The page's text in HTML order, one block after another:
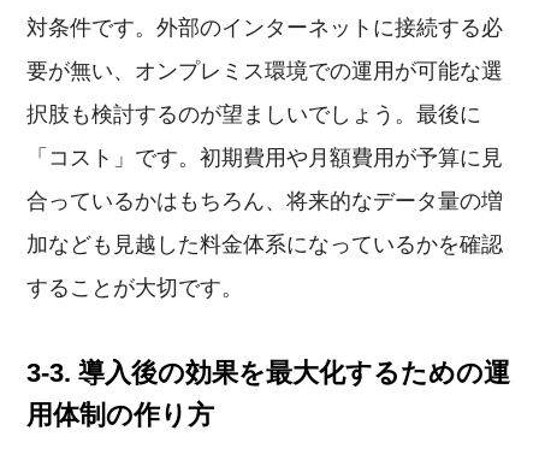
対条件です。外部のインターネットに接続する必
要が無い、オンプレミス環境での運用が可能な選
択肢も検討するのが望ましいでしょう。最後に
「コスト」です。初期費用や月額費用が予算に見
合っているかはもちろん、将来的なデータ量の増
加なども見越した料金体系になっているかを確認
することが大切です。
3-3. 導入後の効果を最大化するための運
用体制の作り方